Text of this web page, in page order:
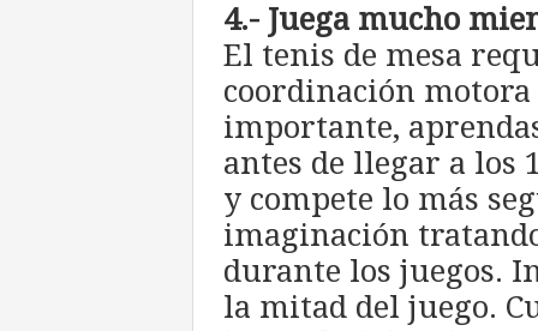
4.- Juega mucho
El tenis de mesa
coordinación
importante,
antes de llegar a los
y compete lo más
imaginación
durante los juegos.
la mitad del juego.